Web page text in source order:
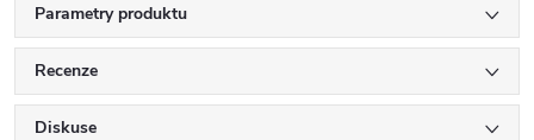
Parametry produktu
Recenze
Diskuse